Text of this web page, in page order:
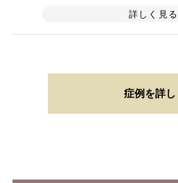
詳しく見る
症例を詳し